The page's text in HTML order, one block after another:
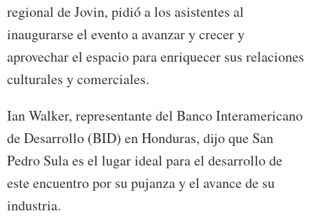
regional de Jovin, pidió a los asistentes al
inaugurarse el evento a avanzar y crecer y
aprovechar el espacio para enriquecer sus relaciones
culturales y comerciales.
Ian Walker, representante del Banco Interamericano
de Desarrollo (BID) en Honduras, dijo que San
Pedro Sula es el lugar ideal para el desarrollo de
este encuentro por su pujanza y el avance de su
industria.